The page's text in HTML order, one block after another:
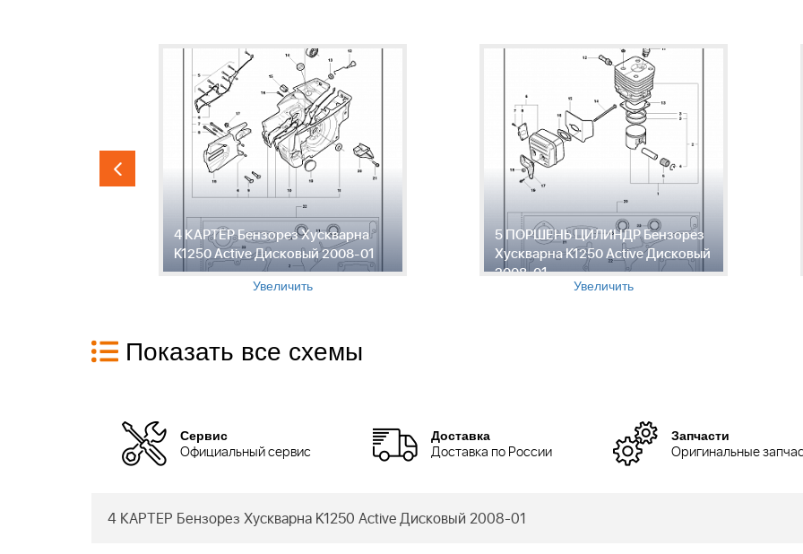
4 КАРТЕР Бензорез Хускварна
K1250 Active Дисковый 2008-01
Увеличить
5 ПОРШЕНЬ ЦИЛИНДР Бензорез
Хускварна K1250 Active Дисковый
2008-01
Увеличить
Показать все схемы
Сервис
Официальный сервис
Доставка
Доставка по России
Запчасти
Оригинальные
4 КАРТЕР Бензорез Хускварна K1250 Active Дисковый 2008-01